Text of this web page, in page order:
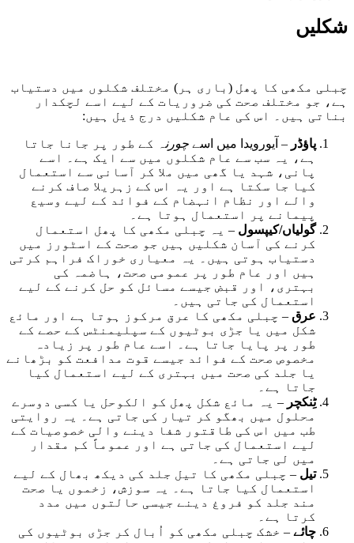
شکلیں
چبلی مکھی کا پھل (باری ہر) مختلف شکلوں میں دستیاب
ہے، جو مختلف صحت کی ضروریات کے لیے اسے لچکدار
بناتی ہیں۔ اس کی عام شکلیں درج ذیل ہیں:
پاؤڈر – آیورویدا میں اسے چورنہ
کے طور پر جانا جاتا
ہے، یہ سب سے عام شکلوں میں سے ایک ہے۔ اسے
پانی، شہد یا گھی میں ملا کر آسانی سے استعمال
کیا جا سکتا ہے اور یہ اس کے زہریلا صاف کرنے
والے اور نظام انہضام کے فوائد کے لیے وسیع
پیمانے پر استعمال ہوتا ہے۔
گولیاں/کیپسول – یہ چبلی مکھی کا پھل استعمال
کرنے کی آسان شکلیں ہیں جو صحت کے اسٹورز میں
دستیاب ہوتی ہیں۔ یہ معیاری خوراک فراہم کرتی
ہیں اور عام طور پر عمومی صحت، ہاضمہ کی
بہتری، اور قبض جیسے مسائل کو حل کرنے کے لیے
استعمال کی جاتی ہیں۔
عرق – چبلی مکھی کا عرق مرکوز ہوتا ہے اور مائع
شکل میں یا جڑی بوٹیوں کے سپلیمنٹس کے حصے کے
طور پر پایا جاتا ہے۔ اسے عام طور پر زیادہ
مخصوص صحت کے فوائد جیسے قوت مدافعت کو بڑھانے
یا جلد کی صحت میں بہتری کے لیے استعمال کیا
جاتا ہے۔
ٹِنکچر – یہ مائع شکل پھل کو الکوحل یا کسی دوسرے
محلول میں بھگو کر تیار کی جاتی ہے۔ یہ روایتی
طب میں اس کی طاقتور شفا دینے والی خصوصیات کے
لیے استعمال کی جاتی ہے اور عموماً کم مقدار
میں لی جاتی ہے۔
تیل – چبلی مکھی کا تیل جلد کی دیکھ بھال کے لیے
استعمال کیا جاتا ہے۔ یہ سوزش، زخموں یا صحت
مند جلد کو فروغ دینے جیسی حالتوں میں مدد
کرتا ہے۔
چائے – خشک چبلی مکھی کو اُبال کر جڑی بوٹیوں کی